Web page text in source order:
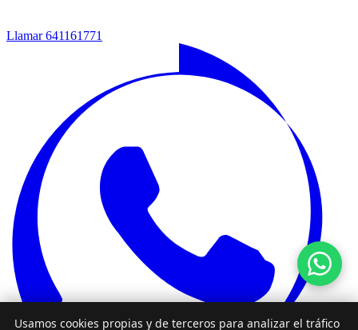
Llamar 641161771‬‬
Usamos cookies propias y de terceros para analizar el tráfico